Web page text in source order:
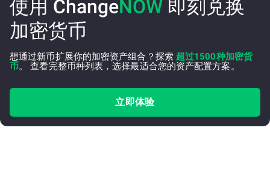
使用 ChangeNOW 即刻兑换
加密货币
想通过新币扩展你的加密资产组合？探索 超过1500种加密货
币。 查看完整币种列表，选择最适合您的资产配置方案。
立即体验